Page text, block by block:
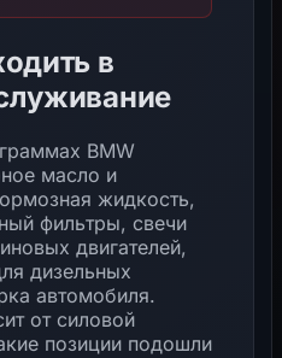
в
BMW
масло и
жидкость,
фильтры, свечи
двигателей,
дизельных
автомобиля.
от силовой
позиции подошли